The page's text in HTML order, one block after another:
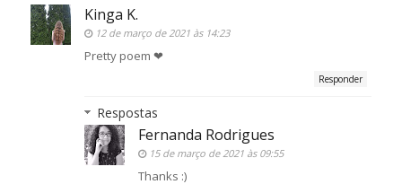
Kinga K.
12 de março de 2021 às 14:23
Pretty poem ❤
Responder
Respostas
Fernanda Rodrigues
15 de março de 2021 às 09:55
Thanks :)